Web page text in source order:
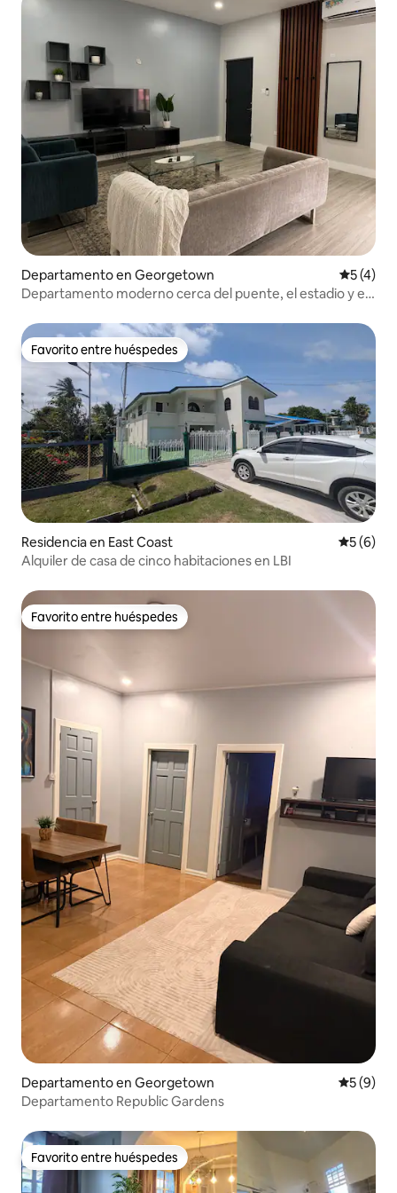
Departamento en Georgetown
5 (4)
Departamento moderno cerca del puente, el estadio y el
Favorito entre huéspedes
Favorito entre huéspedes
Residencia en East Coast
5 (6)
Alquiler de casa de cinco habitaciones en LBI
Favorito entre huéspedes
Favorito entre huéspedes
Departamento en Georgetown
5 (9)
Departamento Republic Gardens
Favorito entre huéspedes
Favorito entre huéspedes